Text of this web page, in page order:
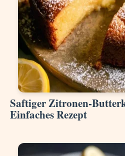
Saftiger Zitronen-
Einfaches Rezept